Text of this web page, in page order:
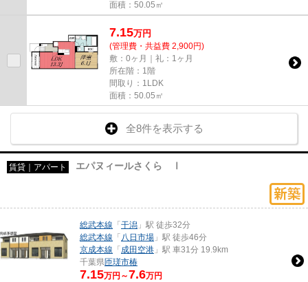
面積：50.05㎡
7.15万円
(管理費・共益費 2,900円)
敷：0ヶ月｜礼：1ヶ月
所在階：1階
間取り：1LDK
面積：50.05㎡
全8件を表示する
賃貸｜アパート エパヌィールさくら Ⅰ
総武本線 「干潟 」駅 徒歩32分
総武本線 「 八日市場 」駅 徒歩46分
京成本線 「成田空港 」駅 車31分 19.9km
千葉県匝瑳市椿
7.15万円～7.6万円